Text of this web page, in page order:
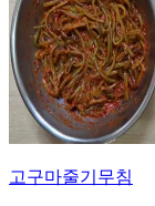
고구마줄기무침